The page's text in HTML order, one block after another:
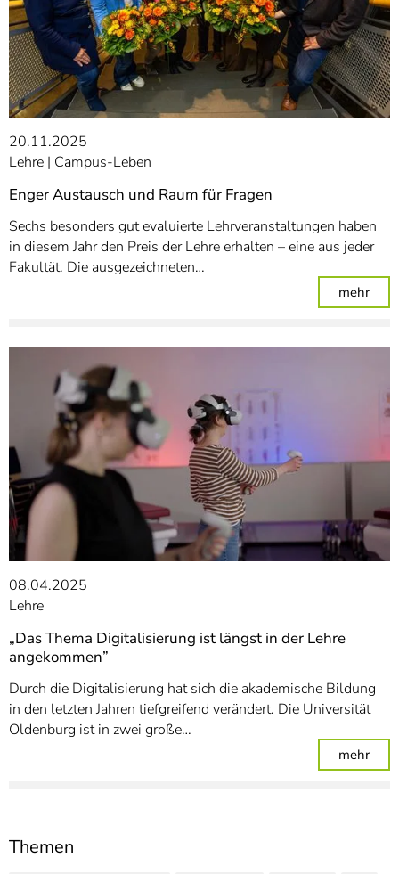
Themen
20.11.2025
Lehre Campus-Leben
Enger Austausch und Raum für Fragen
Sechs besonders gut evaluierte Lehrveranstaltungen haben
in diesem Jahr den Preis der Lehre erhalten – eine aus jeder
Fakultät. Die ausgezeichneten…
mehr:
08.04.2025
Lehre
„Das Thema Digitalisierung ist längst in der Lehre
angekommen”
Durch die Digitalisierung hat sich die akademische Bildung
in den letzten Jahren tiefgreifend verändert. Die Universität
Oldenburg ist in zwei große…
mehr: